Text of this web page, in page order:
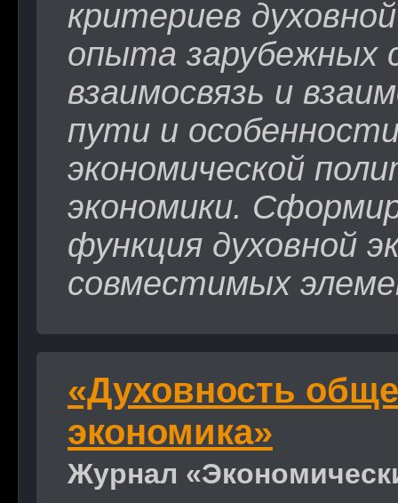
критериев
опыта зарубежных
взаимосвязь и
пути и
экономической
экономики.
функция духовной
совместимых
«Духовность
экономика»
Журнал